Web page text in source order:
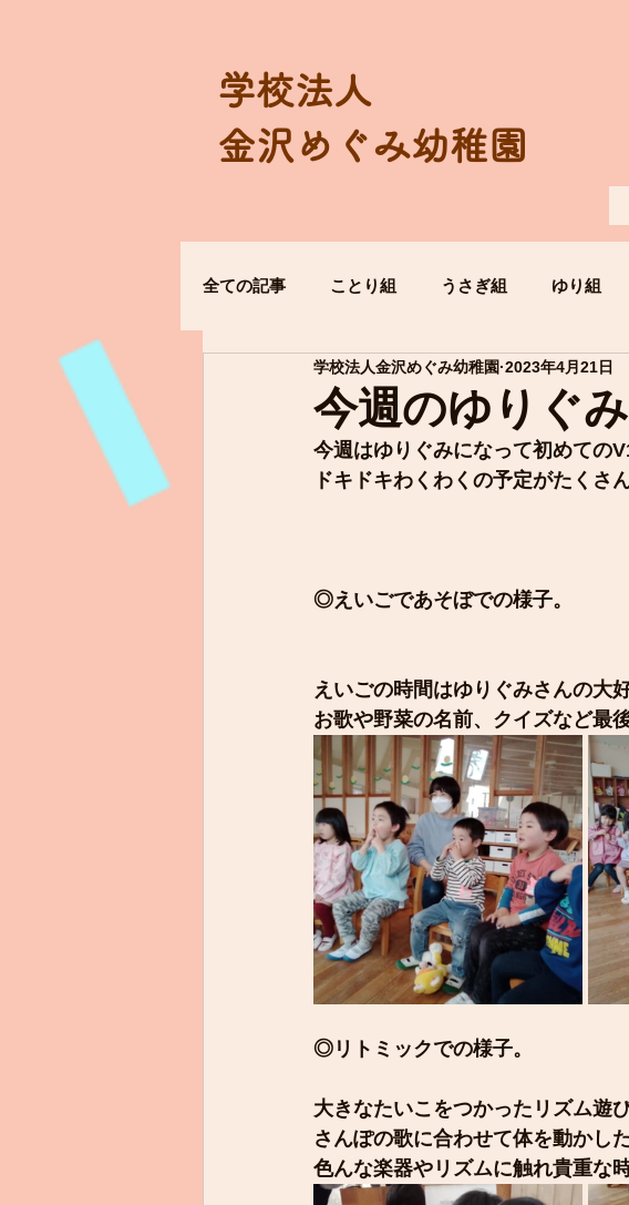
学校法人
金沢めぐみ幼稚園
全ての記事 ことり組 うさぎ組 ゆり組
今週のゆりぐみ
学校法人金沢めぐみ幼稚園 2023年4月21日
今週はゆりぐみになって初めての
ドキドキわくわくの予定がたくさ
◎えいごであそぼでの様子。
えいごの時間はゆりぐみさんの大
お歌や野菜の名前、クイズなど最
◎リトミックでの様子。
大きなたいこをつかったリズム遊び
さんぽの歌に合わせて体を動かし
色んな楽器やリズムに触れ貴重な